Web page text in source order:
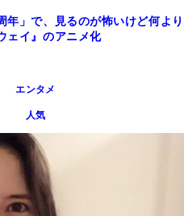
年」で、見るのが怖いけど何より
ェイ』のアニメ化
エンタメ
人気